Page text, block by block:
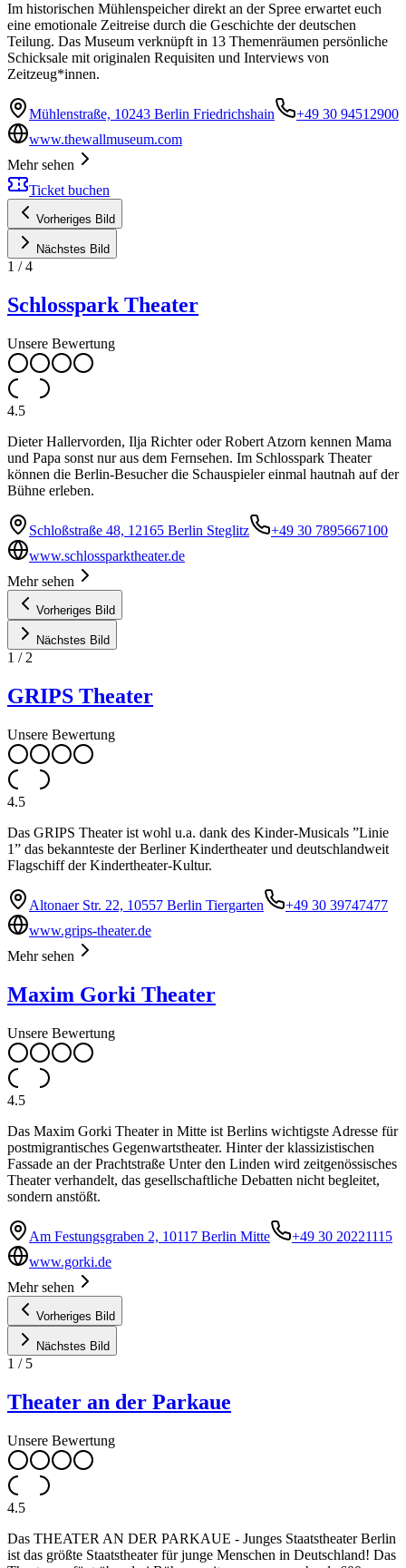
Im historischen Mühlenspeicher direkt an der Spree erwartet euch
eine emotionale Zeitreise durch die Geschichte der deutschen
Teilung. Das Museum verknüpft in 13 Themenräumen persönliche
Schicksale mit originalen Requisiten und Interviews von
Zeitzeug*innen.
Mühlenstraße, 10243 Berlin Friedrichshain
+49 30 94512900
www.thewallmuseum.com
Mehr sehen
Ticket buchen
Vorheriges Bild
Nächstes Bild
1 /4
Schlosspark Theater
Unsere Bewertung
4.5
Dieter Hallervorden, Ilja Richter oder Robert Atzorn kennen Mama
und Papa sonst nur aus dem Fernsehen. Im Schlosspark Theater
können die Berlin-Besucher die Schauspieler einmal hautnah auf der
Bühne erleben.
Schloßstraße 48, 12165 Berlin Steglitz
+49 30 7895667100
www.schlossparktheater.de
Mehr sehen
Vorheriges Bild
Nächstes Bild
1 / 2
GRIPS Theater
Unsere Bewertung
4.5
Das GRIPS Theater ist wohl u.a. dank des Kinder-Musicals ”Linie
1” das bekannteste der Berliner Kindertheater und deutschlandweit
Flagschiff der Kindertheater-Kultur.
Altonaer Str. 22, 10557 Berlin Tiergarten
+49 30 39747477
www.grips-theater.de
Mehr sehen
Maxim Gorki Theater
Unsere Bewertung
4.5
Das Maxim Gorki Theater in Mitte ist Berlins wichtigste Adresse für
postmigrantisches Gegenwartstheater. Hinter der klassizistischen
Fassade an der Prachtstraße Unter den Linden wird zeitgenössisches
Theater verhandelt, das gesellschaftliche Debatten nicht begleitet,
sondern anstößt.
Am Festungsgraben 2, 10117 Berlin Mitte
+49 30 20221115
www.gorki.de
Mehr sehen
Vorheriges Bild
Nächstes Bild
1 / 5
Theater an der Parkaue
Unsere Bewertung
4.5
Das THEATER AN DER PARKAUE - Junges Staatstheater Berlin
ist das größte Staatstheater für junge Menschen in Deutschland! Das